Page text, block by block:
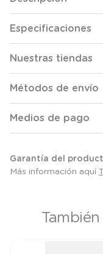
Especificaciones
Nuestras tiendas
Métodos de envío
Medios de pago
Garantía del
Más información aquí